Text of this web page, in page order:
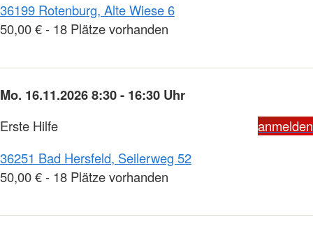
36199 Rotenburg, Alte Wiese 6
50,00 € - 18 Plätze vorhanden
Mo. 16.11.2026 8:30 - 16:30 Uhr
Erste Hilfe
anmelden
36251 Bad Hersfeld, Seilerweg 52
50,00 € - 18 Plätze vorhanden